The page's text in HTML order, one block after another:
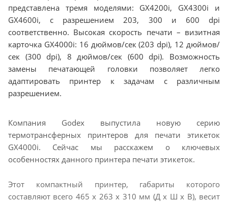
представлена тремя моделями: GX4200i, GX4300i и
GX4600i, с разрешением 203, 300 и 600 dpi
соответственно. Высокая скорость печати – визитная
карточка GX4000i: 16 дюймов/сек (203 dpi), 12 дюймов/
сек (300 dpi), 8 дюймов/сек (600 dpi). Возможность
замены печатающей головки позволяет легко
адаптировать принтер к задачам с различным
разрешением.
Компания Godex выпустила новую серию
термотрансферных принтеров для печати этикеток
GX4000i. Сейчас мы расскажем о ключевых
особенностях данного принтера печати этикеток.
Этот компактный принтер, габариты которого
составляют всего 465 х 263 х 310 мм (Д х Ш х В), весит